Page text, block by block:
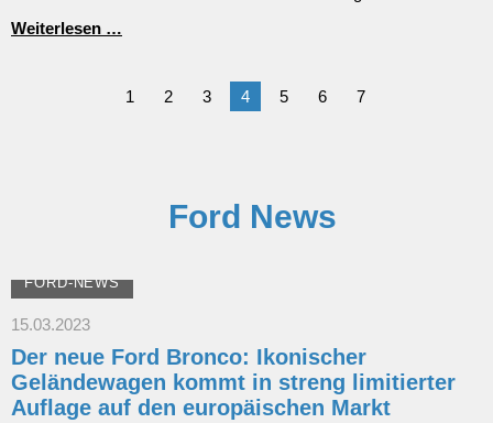
Weiterlesen …
1 2 3 4 5 6 7
Ford News
FORD-NEWS
15.03.2023
Der neue Ford Bronco: Ikonischer
Geländewagen kommt in streng limitierter
Auflage auf den europäischen Markt